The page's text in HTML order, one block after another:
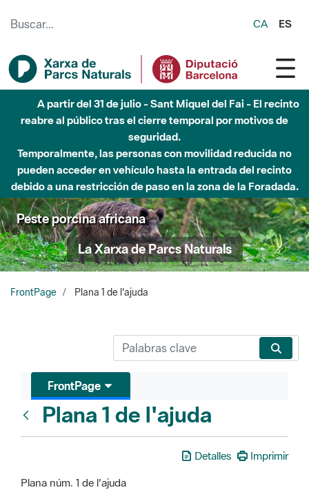
CA ES
A partir del 31 de julio - Sant Miquel del Fai - El recinto
reabre al público tras el cierre temporal por motivos de
seguridad.
Temporalmente, las personas con movilidad reducida no
pueden acceder en vehículo hasta la entrada del recinto
debido a una restricción de paso en la zona de la Foradada.
Peste porcina africana
La Xarxa de Parcs Naturals
FrontPage Plana 1 de l'ajuda
FrontPage
Plana 1 de l'ajuda
Detalles
Imprimir
Plana núm. 1 de l'ajuda